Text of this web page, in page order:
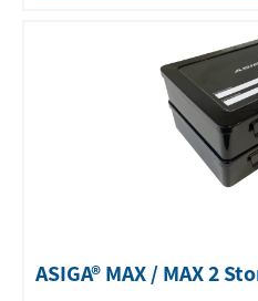
ASIGA® MAX / MAX 2